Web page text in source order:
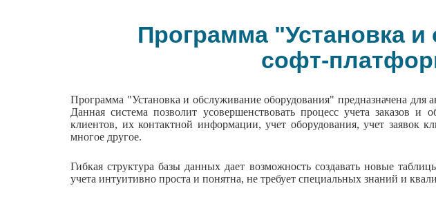
Программа "Установка
софт-
Программа "Установка и обслуживание оборудования" предназначена
Данная система позволит усовершенствовать процесс учета заказов
клиентов, их контактной информации, учет оборудования, учет заявок
многое другое.
Гибкая структура базы данных дает возможность создавать новые
учета интуитивно проста и понятна, не требует специальных знаний и